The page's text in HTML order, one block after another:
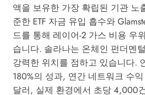
액을 보유한 가장 확립된 기관 노
준한 ETF 자금 유입 흡수와
드를 통해 레이어-2 가스 비용 우
습니다. 솔라나는 온체인 펀더멘
강력한 위치를 점하고 있습니다.
180%의 성과, 연간 네트워크 수
달러, 실제 환경에서 초당 4,000